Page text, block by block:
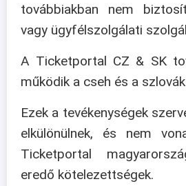
továbbiakban nem
vagy ügyfélszolgálati
A Ticketportal CZ & SK
működik a cseh és a
Ezek a tevékenységek
elkülönülnek, és nem
Ticketportal
eredő kötelezettségek.